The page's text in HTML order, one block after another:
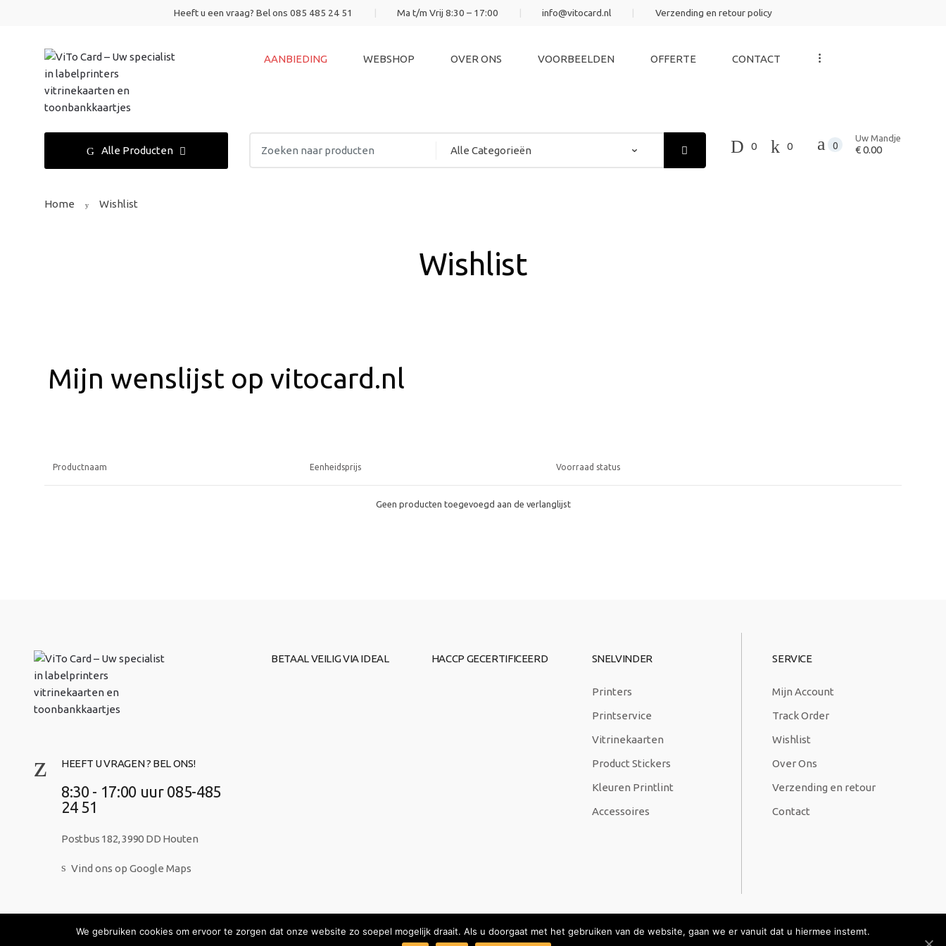
Heeft u een vraag? Bel ons 085 485 24 51 Ma t/m Vrij 8:30 – 17:00 info@vitocard.nl Verzending en retour policy
AANBIEDING WEBSHOP OVER ONS VOORBEELDEN OFFERTE CONTACT ...
Alle Producten
for:
0 0 0
Uw Mandje
€ 0.00
Home Wishlist
Wishlist
Mijn wenslijst op vitocard.nl
Productnaam Eenheidsprijs Voorraad status
Geen producten toegevoegd aan de verlanglijst
HEEFT U VRAGEN ? BEL ONS!
8:30 - 17:00 uur 085-485
24 51
Postbus 182, 3990 DD Houten
Vind ons op Google Maps
BETAAL VEILIG VIA IDEAL HACCP GECERTIFICEERD SNELVINDER
Printers
Printservice
Vitrinekaarten
Product Stickers
Kleuren Printlint
Accessoires
SERVICE
Mijn Account
Track Order
Wishlist
Over Ons
Verzending en retour
Contact
We gebruiken cookies om ervoor te zorgen dat onze website zo soepel mogelijk draait. Als u doorgaat met het gebruiken van de website, gaan we er vanuit dat u hiermee instemt.